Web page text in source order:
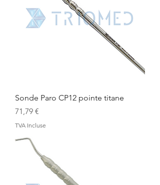
Sonde Paro CP12 pointe titane
Prix
71,79 €
TVA Incluse